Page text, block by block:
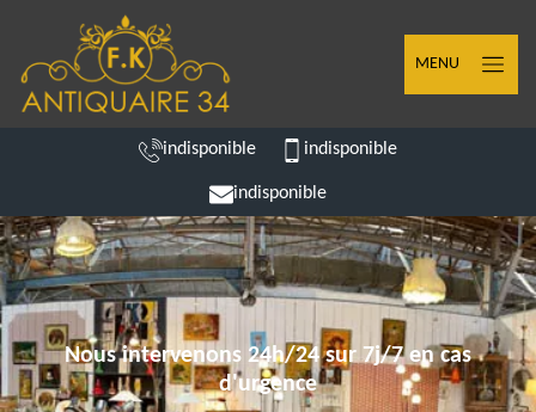
MENU
indisponible indisponible
indisponible
Nous intervenons 24h/24 sur 7j/7 en cas
d'urgence